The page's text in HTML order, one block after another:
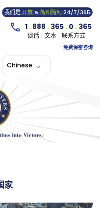
我们是开放&随叫随到24/7/365
1 . 888 . 365 . 0 . 365
谈话 文本
联系方式
免费保密咨询
Chinese
家